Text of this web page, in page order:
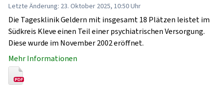
Letzte Änderung: 23. Oktober 2025, 10:50 Uhr
Die Tagesklinik Geldern mit insgesamt 18 Plätzen leistet im
Südkreis Kleve einen Teil einer psychiatrischen Versorgung.
Diese wurde im November 2002 eröffnet.
Mehr Informationen